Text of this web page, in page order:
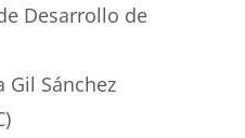
Desarrollo de
Gil Sánchez